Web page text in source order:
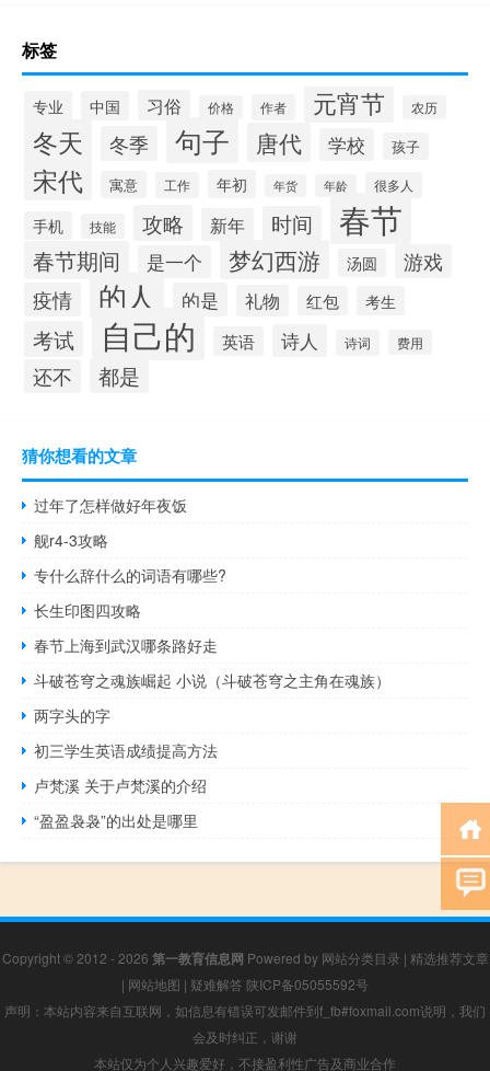
标签
专业 中国 习俗 价格 作者 元宵节 农历
冬天 冬季 句子 唐代 学校 孩子
宋代 寓意 工作 年初 年货 年龄 很多人
手机 技能 攻略 新年 时间 春节
春节期间 是一个 梦幻西游 汤圆
游戏
疫情
的人 的是 礼物 红包 考生
考试 自己的 英语 诗人 诗词 费用
还不 都是
猜你想看的文章
过年了怎样做好年夜饭
舰r4-3攻略
专什么辞什么的词语有哪些?
长生印图四攻略
春节上海到武汉哪条路好走
斗破苍穹之魂族崛起 小说（斗破苍穹之主角在魂族）
两字头的字
初三学生英语成绩提高方法
卢梵溪 关于卢梵溪的介绍
“盈盈袅袅”的出处是哪里
Copyright © 2012 - 2026 第一教育信息网 Powered by 网站分类目录 | 精选推荐文章
| 网站地图 | 疑难解答 陕ICP备05055592号
声明：本站内容来自互联网，如信息有错误可发邮件到f_fb#foxmail.com说明，我们
会及时纠正，谢谢
本站仅为个人兴趣爱好，不接盈利性广告及商业合作